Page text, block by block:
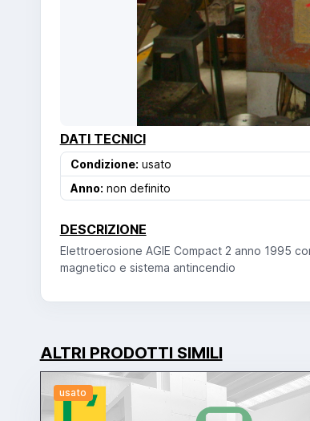
DATI TECNICI
Condizione: usato
Anno: non definito
DESCRIZIONE
Elettroerosione AGIE Compact 2 anno 1995
magnetico e sistema antincendio
ALTRI PRODOTTI SIMILI
usato